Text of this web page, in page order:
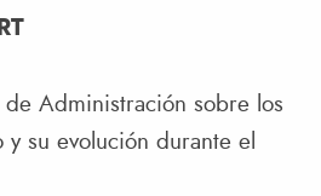
Administración sobre los
su evolución durante el